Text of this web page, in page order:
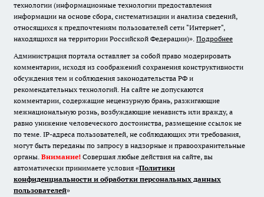
технологии (информационные технологии предоставления
информации на основе сбора, систематизации и анализа сведений,
относящихся к предпочтениям пользователей сети "Интернет",
находящихся на территории Российской Федерации)». Подробнее
Администрация портала оставляет за собой право модерировать
комментарии, исходя из соображений сохранения конструктивности
обсуждения тем и соблюдения законодательства РФ и
рекомендательных технологий. На сайте не допускаются
комментарии, содержащие нецензурную брань, разжигающие
межнациональную рознь, возбуждающие ненависть или вражду, а
равно унижение человеческого достоинства, размещение ссылок не
по теме. IP-адреса пользователей, не соблюдающих эти требования,
могут быть переданы по запросу в надзорные и правоохранительные
органы. Внимание! Совершая любые действия на сайте, вы
автоматически принимаете условия «Политики
конфиденциальности и обработки персональных данных
пользователей»